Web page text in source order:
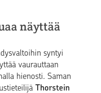
näyttää
syntyi
vaurauttaan
hienosti. Saman
Thorstein